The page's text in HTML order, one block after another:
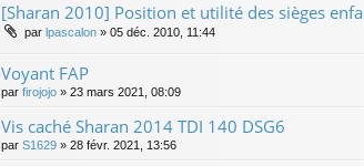
[Sharan 2010] Position et utilité des sièges
par lpascalon » 05 déc. 2010, 11:44
Voyant FAP
par firojojo » 23 mars 2021, 08:09
Vis caché Sharan 2014 TDI 140 DSG6
par S1629 » 28 févr. 2021, 13:56